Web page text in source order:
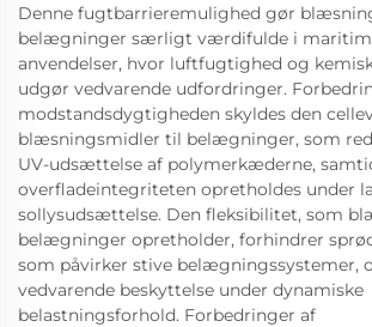
Denne fugtbarrieremulighed gør
belægninger særligt værdifulde i
anvendelser, hvor luftfugtighed og
udgør vedvarende udfordringer.
modstandsdygtigheden skyldes den
blæsningsmidler til belægninger, som
UV-udsættelse af polymerkæderne,
overfladeintegriteten opretholdes under
sollysudsættelse. Den fleksibilitet, som
belægninger opretholder, forhindrer
som påvirker stive belægningssystemer,
vedvarende beskyttelse under dynamiske
belastningsforhold. Forbedringer af